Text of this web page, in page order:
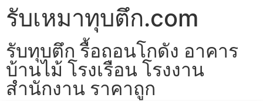
รับเหมาทุบตึก.com
รับทุบตึก รื้อถอนโกดัง อาคาร
บ้านไม้ โรงเรือน โรงงาน
สำนักงาน ราคาถูก